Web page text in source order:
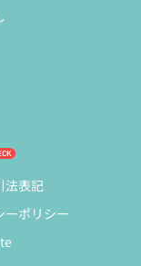
法表記
ーポリシー